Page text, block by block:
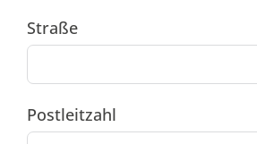
Straße
Postleitzahl